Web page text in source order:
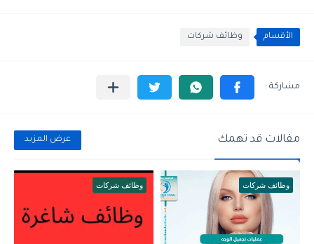
الأقسام وظائف شركات
مقالات قد تهمك عرض المزيد
وظائف شركات وظائف شركات